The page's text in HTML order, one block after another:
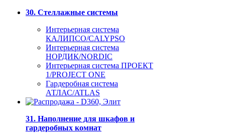
30. Стеллажные системы
Интерьерная система
КАЛИПСО/CALYPSO
Интерьерная система
НОРДИК/NORDIC
Интерьерная система ПРОЕКТ
1/PROJECT ONE
Гардеробная система
АТЛАС/ATLAS
31. Наполнение для шкафов и
гардеробных комнат